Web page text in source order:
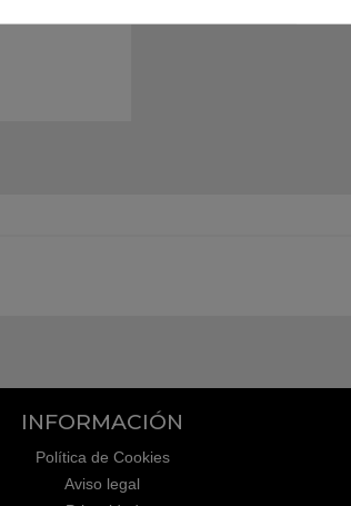
INFORMACIÓN
Política de Cookies
Aviso legal